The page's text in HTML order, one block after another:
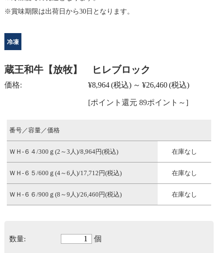
賞味期限は出荷日から30日となります。
蔵王和牛【放牧】 ヒレブロック
価格: ¥8,964(税込) ～ ¥26,460(税込)
[ポイント還元 89ポイント～]
番号／容量／価格
ＷＨ-６４/300ｇ(2～3人)/8,964円(税込) 在庫なし
ＷＨ-６５/600ｇ(4～6人)/17,712円(税込) 在庫なし
ＷＨ-６６/900ｇ(8～9人)/26,460円(税込) 在庫なし
数量: 個